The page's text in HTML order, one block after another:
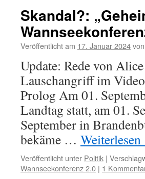
Skandal?:
Veröffentlicht am 17. Januar 2024von
Update: Rede von
Lauschangriff im
Prolog Am 01.
Landtag statt, am 01.
September in
bekäme … Weiterlesen
Veröffentlicht unter Politik |
Wannseekonferenz 2.0 | 1